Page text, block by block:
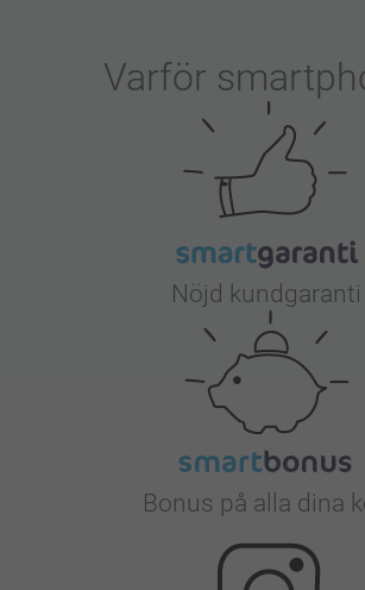
Varför
Nöjd kundgaranti
Bonus på alla dina